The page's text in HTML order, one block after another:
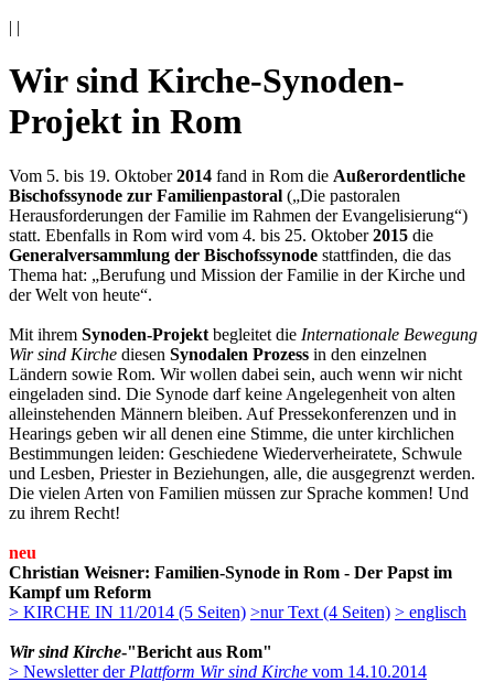
| |
Wir sind Kirche-Synoden-
Projekt in Rom
Vom 5. bis 19. Oktober2014 fand in Rom die Außerordentliche
Bischofssynode zur Familienpastoral („Die pastoralen
Herausforderungen der Familie im Rahmen der Evangelisierung“)
statt. Ebenfalls in Rom wird vom 4. bis 25. Oktober2015 die
Generalversammlung der Bischofssynode stattfinden, die das
Thema hat: „Berufung und Mission der Familie in der Kirche und
der Welt von heute“.
Mit ihrem Synoden-Projekt begleitet die Internationale Bewegung
Wir sind Kirche diesen Synodalen Prozess in den einzelnen
Ländern sowie Rom. Wir wollen dabei sein, auch wenn wir nicht
eingeladen sind. Die Synode darf keine Angelegenheit von alten
alleinstehenden Männern bleiben. Auf Pressekonferenzen und in
Hearings geben wir all denen eine Stimme, die unter kirchlichen
Bestimmungen leiden: Geschiedene Wiederverheiratete, Schwule
und Lesben, Priester in Beziehungen, alle, die ausgegrenzt werden.
Die vielen Arten von Familien müssen zur Sprache kommen! Und
zu ihrem Recht!
neu
Christian Weisner: Familien-Synode in Rom - Der Papst im
Kampf um Reform
> KIRCHE IN 11/2014 (5 Seiten) >nur Text (4 Seiten) > englisch
Wir sind Kirche-"Bericht aus Rom"
> Newsletter der Plattform Wir sind Kirche vom 14.10.2014